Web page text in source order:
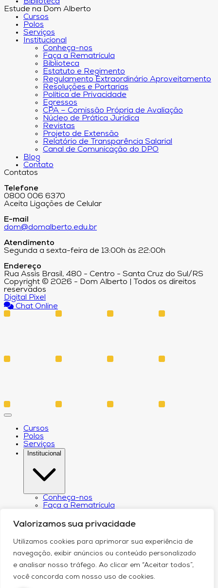
Valorizamos sua privacidade
Utilizamos cookies para aprimorar sua experiência de
navegação, exibir anúncios ou conteúdo personalizado
e analisar nosso tráfego. Ao clicar em “Aceitar todos”,
você concorda com nosso uso de cookies.
Estude na Dom Alberto
Cursos
Polos
Serviços
Institucional
Conheça-nos
Faça a Rematrícula
Biblioteca
Estatuto e Regimento
Regulamento Extraordinário Aproveitamento
Resoluções e Portarias
Política de Privacidade
Egressos
CPA – Comissão Própria de Avaliação
Núcleo de Prática Jurídica
Revistas
Projeto de Extensão
Relatório de Transparência Salarial
Canal de Comunicação do DPO
Blog
Contato
Contatos
Telefone
0800 006 6370
Aceita Ligações de Celular
E-mail
dom@domalberto.edu.br
Atendimento
Segunda a sexta-feira de 13:00h às 22:00h
Endereço
Rua Assis Brasil, 480 - Centro - Santa Cruz do Sul/RS
Copyright © 2026 - Dom Alberto | Todos os direitos
reservados
Digital Pixel
Chat Online
Cursos
Polos
Serviços
Institucional
Conheça-nos
Faça a Rematrícula
Estatuto e Regimento
Regulamento Extraordinário Aproveitamento
Política de Privacidade
Egressos
Núcleo de Prática Jurídica
Revistas